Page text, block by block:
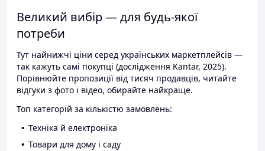
Великий вибір — для будь-якої
потреби
Тут найнижчі ціни серед українських маркетплейсів —
так кажуть самі покупці (дослідження Kantar, 2025).
Порівнюйте пропозиції від тисяч продавців, читайте
відгуки з фото і відео, обирайте найкраще.
Топ категорій за кількістю замовлень:
Техніка й електроніка
Товари для дому і саду